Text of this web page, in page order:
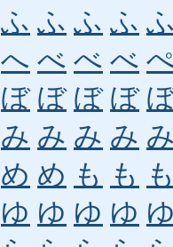
ふ ふ ふ ふ
へ べ べ べ
ぼ ぼ ぼ ぼ
み み み み
め め も も
ゆ ゆ ゆ ゆ